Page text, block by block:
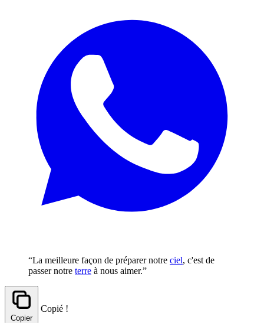
“La meilleure façon de préparer notre ciel, c'est de
passer notre terre à nous aimer.”
Copier
Copié !